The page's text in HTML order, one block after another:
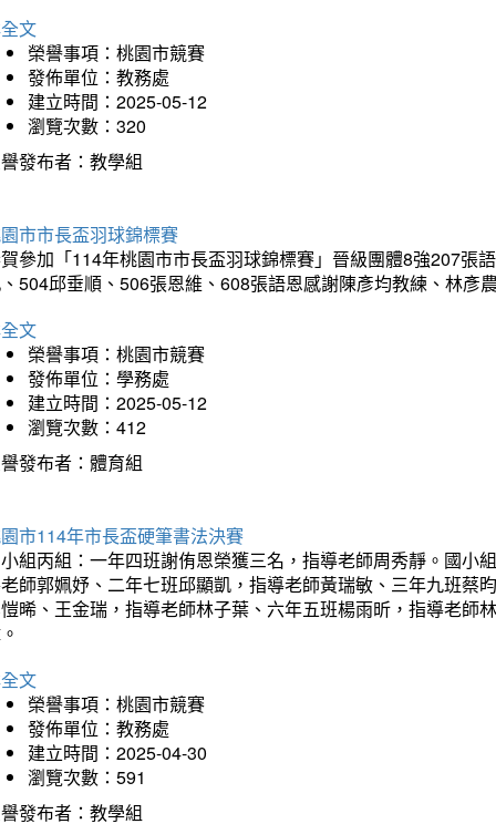
文
榮譽事項：桃園市競賽
發佈單位：教務處
建立時間：2025-05-12
瀏覽次數：320
發布者：教學組
市市長盃羽球錦標賽
參加「114年桃園市市長盃羽球錦標賽」晉級團體8強207張
504邱垂順、506張恩維、608張語恩感謝陳彥均教練、林彥
文
榮譽事項：桃園市競賽
發佈單位：學務處
建立時間：2025-05-12
瀏覽次數：412
發布者：體育組
市114年市長盃硬筆書法決賽
組丙組：一年四班謝侑恩榮獲三名，指導老師周秀靜。國小
師郭姵妤、二年七班邱顯凱，指導老師黃瑞敏、三年九班蔡
晞、王金瑞，指導老師林子葉、六年五班楊雨昕，指導老師
文
榮譽事項：桃園市競賽
發佈單位：教務處
建立時間：2025-04-30
瀏覽次數：591
發布者：教學組